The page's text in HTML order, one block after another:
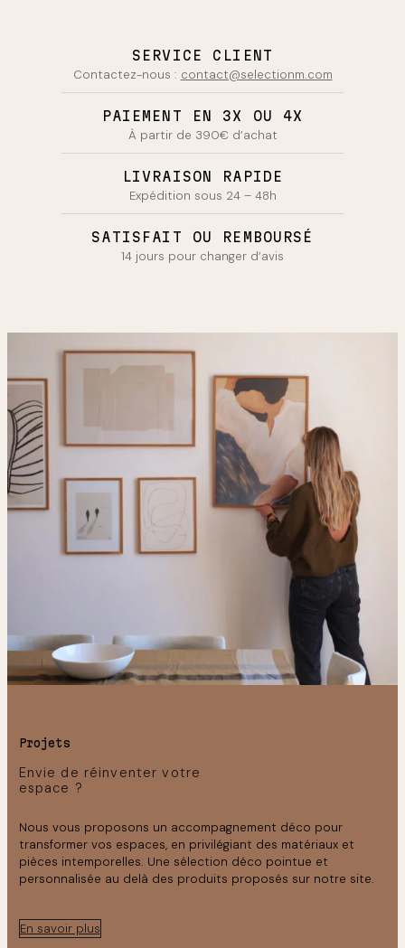
SERVICE CLIENT
Contactez-nous : contact@selectionm.com
PAIEMENT EN 3X OU 4X
À partir de 390€ d’achat
LIVRAISON RAPIDE
Expédition sous 24 – 48h
SATISFAIT OU REMBOURSÉ
14 jours pour changer d’avis
Projets
Envie de réinventer votre
espace ?
Nous vous proposons un accompagnement déco pour
transformer vos espaces, en privilégiant des matériaux et
pièces intemporelles. Une sélection déco pointue et
personnalisée au delà des produits proposés sur notre site.
En savoir plus